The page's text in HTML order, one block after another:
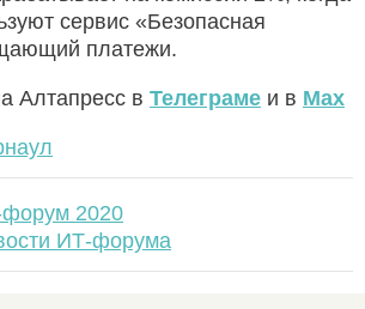
сервис «Безопасная
платежи.
Алтапресс в Телеграме и в Max
2020
ИТ-форума